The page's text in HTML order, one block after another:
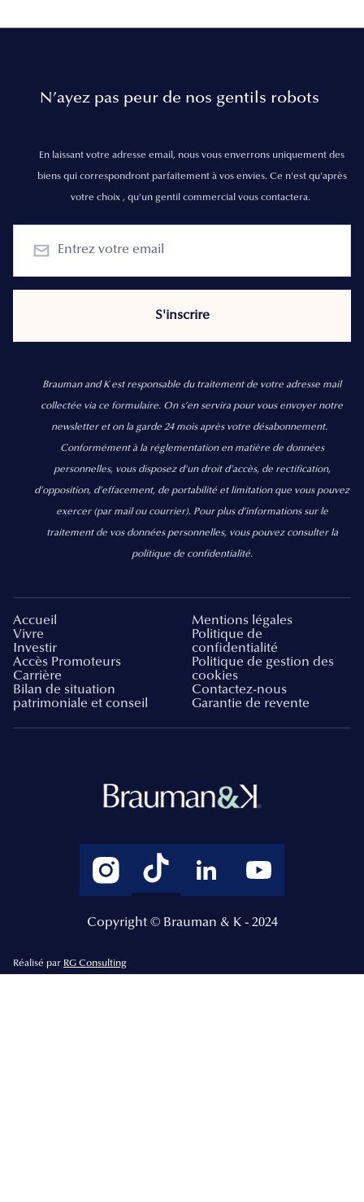
N’ayez pas peur de nos gentils robots
En laissant votre adresse email, nous vous enverrons uniquement des
biens qui correspondront parfaitement à vos envies. Ce n'est qu'après
votre choix , qu'un gentil commercial vous contactera.
Brauman and K est responsable du traitement de votre adresse mail
collectée via ce formulaire. On s’en servira pour vous envoyer notre
newsletter et on la garde 24 mois après votre désabonnement.
Conformément à la réglementation en matière de données
personnelles, vous disposez d'un droit d'accès, de rectification,
d’opposition, d’effacement, de portabilité et limitation que vous pouvez
exercer (par mail ou courrier). Pour plus d’informations sur le
traitement de vos données personnelles, vous pouvez consulter la
politique de confidentialité.
Accueil
Vivre
Investir
Accès Promoteurs
Carrière
Bilan de situation
patrimoniale et conseil
Mentions légales
Politique de
confidentialité
Politique de gestion des
cookies
Contactez-nous
Garantie de revente
Copyright © Brauman & K - 2024
Réalisé par RG Consulting